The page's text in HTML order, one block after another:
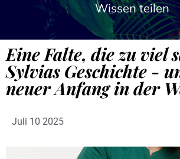
Wissen teilen
Eine Falte, die zu viel
Sylvias Geschichte -
neuer Anfang in der
Juli 10 2025